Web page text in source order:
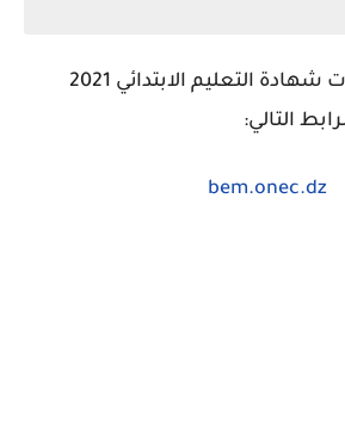
موقع تاكيد معلومات شهادة التعليم الابتدائي 2021
bem.onec.dz